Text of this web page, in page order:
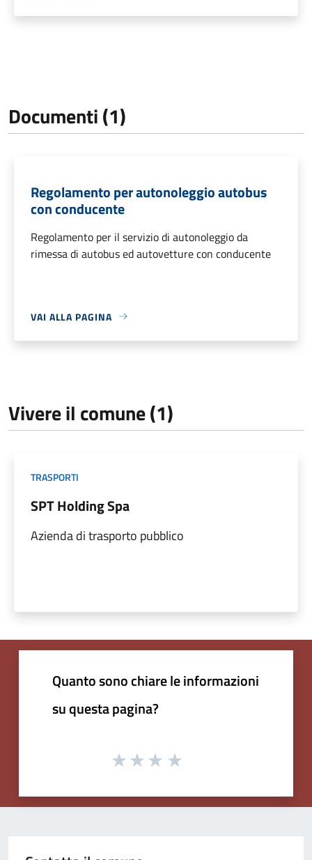
Documenti (1)
Regolamento per autonoleggio autobus
con conducente
Regolamento per il servizio di autonoleggio da
rimessa di autobus ed autovetture con conducente
VAI ALLA PAGINA
Vivere il comune (1)
TRASPORTI
SPT Holding Spa
Azienda di trasporto pubblico
Quanto sono chiare le informazioni
su questa pagina?